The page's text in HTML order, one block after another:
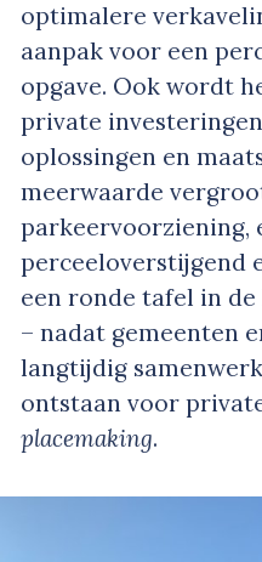
optimalere
aanpak voor een
opgave. Ook wordt
private
oplossingen en
meerwaarde
parkeervoorziening,
perceeloverstijgend
een ronde tafel in
– nadat gemeenten
langtijdig
ontstaan voor
placemaking.